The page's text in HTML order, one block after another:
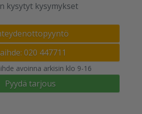
kysytyt kysymykset
020 447711
avoinna arkisin klo 9-16
Pyydä tarjous